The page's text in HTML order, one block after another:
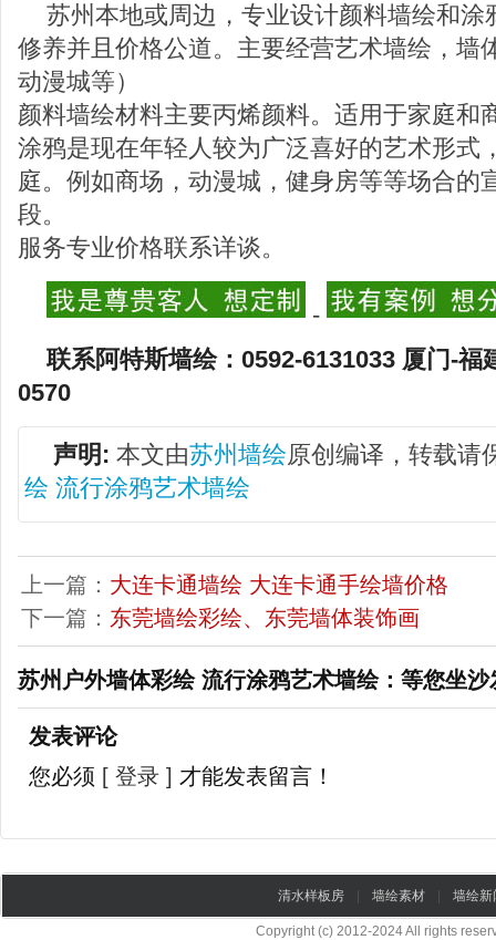
苏州本地或周边，专业设计颜料墙绘和
修养并且价格公道。主要经营艺术墙绘，墙
动漫城等）
颜料墙绘材料主要丙烯颜料。适用于家庭和
涂鸦是现在年轻人较为广泛喜好的艺术形式
庭。例如商场，动漫城，健身房等等场合的
段。
服务专业价格联系详谈。
-
联系阿特斯墙绘：0592-6131033 厦门-福
0570
声明: 本文由苏州墙绘原创编译，转载请
绘 流行涂鸦艺术墙绘
上一篇： 大连卡通墙绘 大连卡通手绘墙价格
下一篇： 东莞墙绘彩绘、东莞墙体装饰画
苏州户外墙体彩绘 流行涂鸦艺术墙绘：等您坐沙
发表评论
您必须 [ 登录 ] 才能发表留言！
清水样板房 墙绘素材 墙绘新
Copyright (c) 2012-2024 All rights